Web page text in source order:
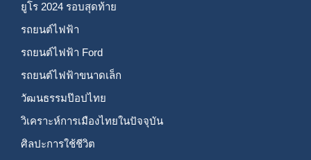
ยูโร 2024 รอบสุดท้าย
รถยนต์ไฟฟ้า
รถยนต์ไฟฟ้า Ford
รถยนต์ไฟฟ้าขนาดเล็ก
วัฒนธรรมป๊อปไทย
วิเคราะห์การเมืองไทยในปัจจุบัน
ศิลปะการใช้ชีวิต